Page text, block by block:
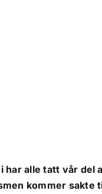
alle tatt vår del
kommer sakte